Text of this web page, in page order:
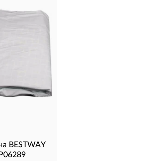
BESTWAY